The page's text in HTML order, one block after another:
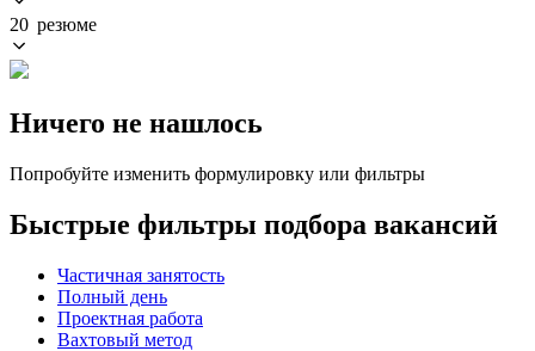
20 резюме
Ничего не нашлось
Попробуйте изменить формулировку или фильтры
Быстрые фильтры подбора вакансий
Частичная занятость
Полный день
Проектная работа
Вахтовый метод